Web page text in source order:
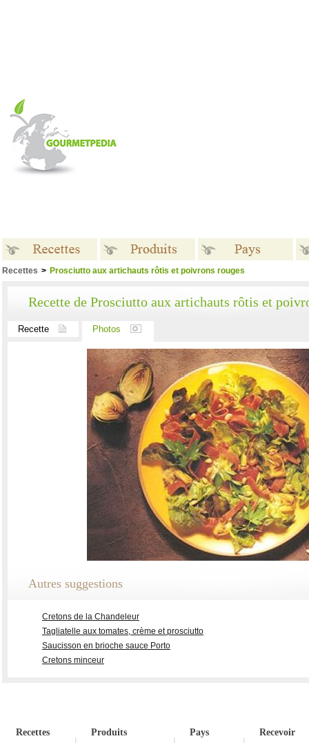
Recettes > Prosciutto aux artichauts rôtis et poivrons rouges
Recette de Prosciutto aux artichauts rôtis et
Recette Photos
Autres suggestions
Cretons de la Chandeleur
Tagliatelle aux tomates, crème et prosciutto
Saucisson en brioche sauce Porto
Cretons minceur
Recettes Produits Pays Recevoir
Recettes Pays